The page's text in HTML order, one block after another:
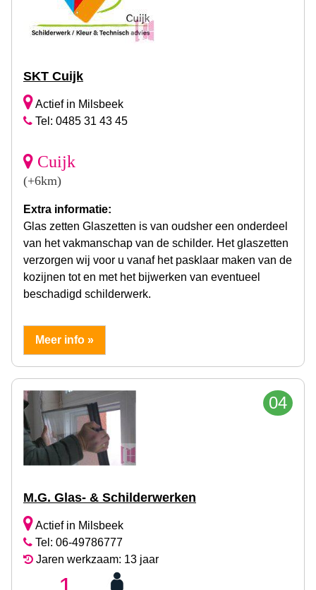
SKT Cuijk
Actief in Milsbeek
Tel: 0485 31 43 45
Cuijk
(+6km)
Extra informatie:
Glas zetten Glaszetten is van oudsher een onderdeel
van het vakmanschap van de schilder. Het glaszetten
verzorgen wij voor u vanaf het pasklaar maken van de
kozijnen tot en met het bijwerken van eventueel
beschadigd schilderwerk.
Meer info »
04
M.G. Glas- & Schilderwerken
Actief in Milsbeek
Tel: 06-49786777
Jaren werkzaam: 13 jaar